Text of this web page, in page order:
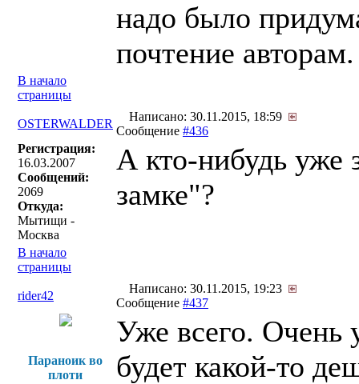
надо было
почтение авторам.
В начало
страницы
OSTERWALDER
Написано: 30.11.2015, 18:59
Сообщение #436
Регистрация:
16.03.2007
Сообщений:
2069
Откуда:
Мытищи -
Москва
А кто-нибудь уже
замке"?
В начало
страницы
rider42
Написано: 30.11.2015, 19:23
Сообщение #437
Параноик во
плоти
Уже всего. Очень
будет какой-то